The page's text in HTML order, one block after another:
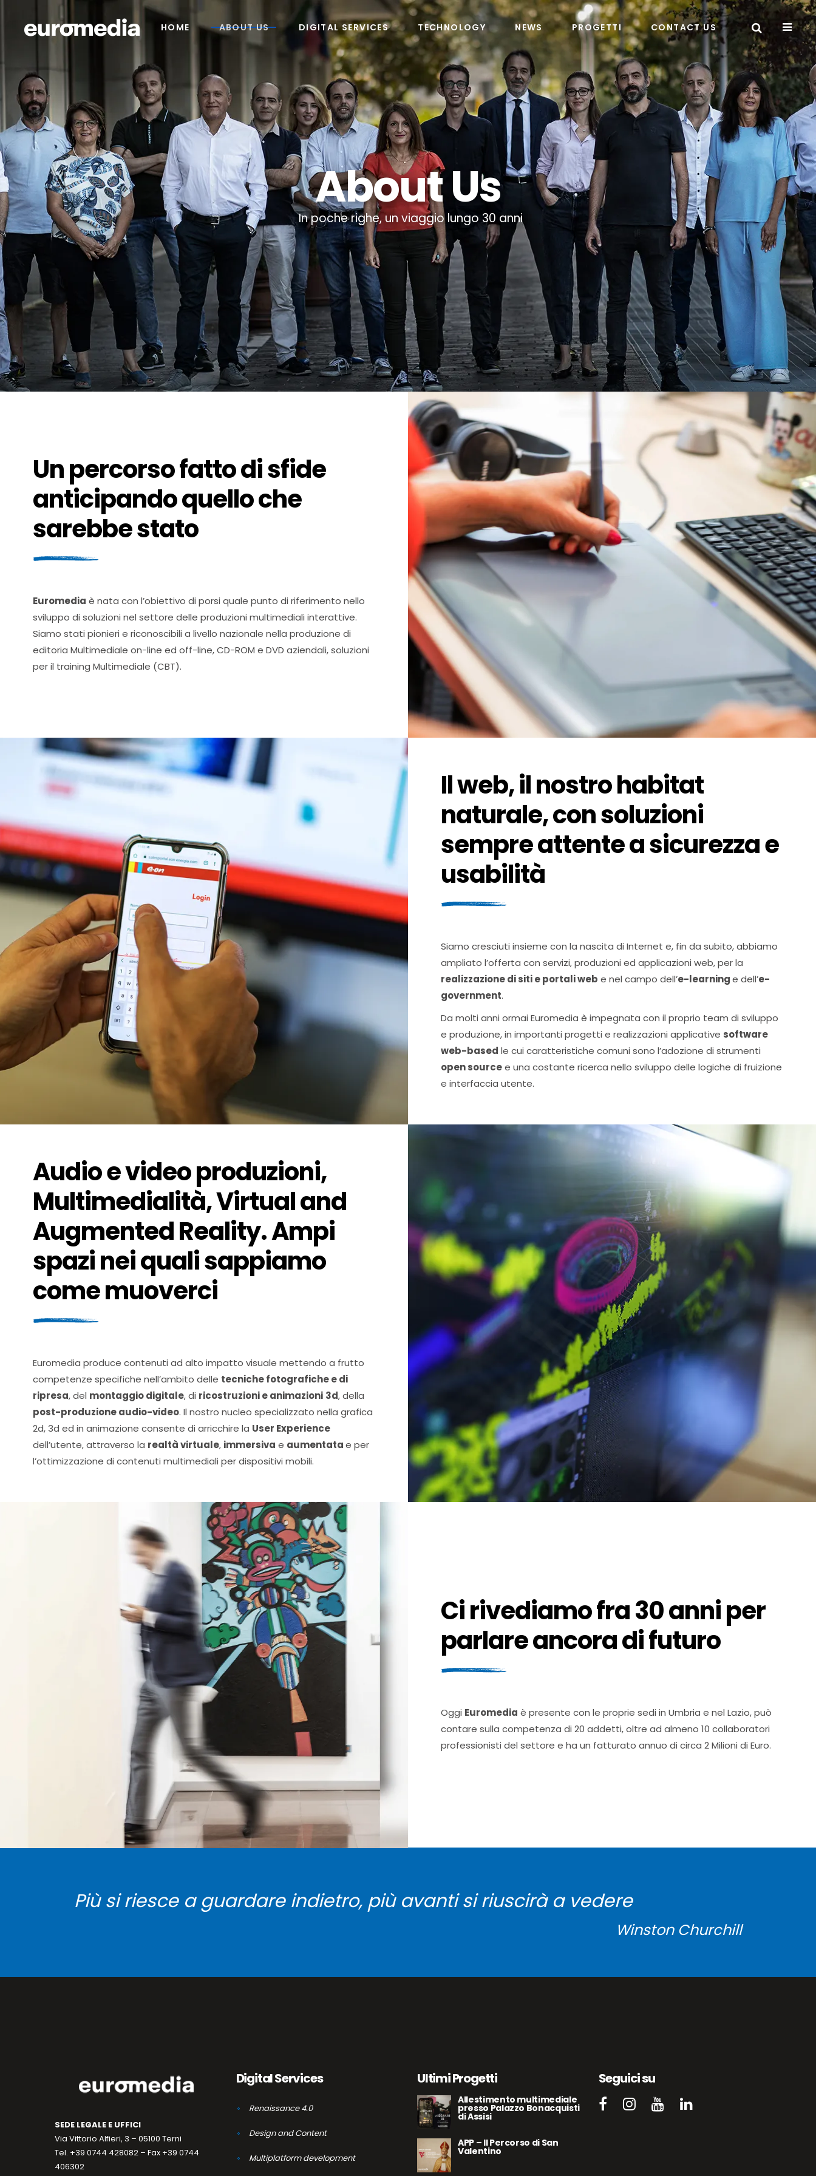
HOME ABOUT US DIGITAL SERVICES TECHNOLOGY NEWS PROGETTI CONTACT US
About Us
In poche righe, un viaggio lungo 30 anni
Un percorso fatto di sfide
anticipando quello che
sarebbe stato
Euromedia è nata con l’obiettivo di porsi quale punto di riferimento nello
sviluppo di soluzioni nel settore delle produzioni multimediali interattive.
Siamo stati pionieri e riconoscibili a livello nazionale nella produzione di
editoria Multimediale on-line ed off-line, CD-ROM e DVD aziendali, soluzioni
per il training Multimediale (CBT).
Il web, il nostro habitat
naturale, con soluzioni
sempre attente a sicurezza e
usabilità
Siamo cresciuti insieme con la nascita di Internet e, fin da subito, abbiamo
ampliato l’offerta con servizi, produzioni ed applicazioni web, per la
realizzazione di siti e portali web e nel campo dell’e-learninge dell’e-
government.
Da molti anni ormai Euromedia è impegnata con il proprio team di sviluppo
e produzione, in importanti progetti e realizzazioni applicative software
web-based le cui caratteristiche comuni sono l’adozione di strumenti
open sourcee una costante ricerca nello sviluppo delle logiche di fruizione
e interfaccia utente.
Audio e video produzioni,
Multimedialità, Virtual and
Augmented Reality. Ampi
spazi nei quali sappiamo
come muoverci
Euromedia produce contenuti ad alto impatto visuale mettendo a frutto
competenze specifiche nell’ambito delle tecniche fotografiche e di
ripresa, del montaggio digitale, di ricostruzioni e animazioni 3d, della
post-produzione audio-video. Il nostro nucleo specializzato nella grafica
2d, 3d ed in animazione consente di arricchire la User Experience
dell’utente, attraverso la realtà virtuale, immersiva e aumentatae per
l’ottimizzazione di contenuti multimediali per dispositivi mobili.
Ci rivediamo fra 30 anni per
parlare ancora di futuro
Oggi Euromedia è presente con le proprie sedi in Umbria e nel Lazio, può
contare sulla competenza di 20 addetti, oltre ad almeno 10 collaboratori
professionisti del settore e ha un fatturato annuo di circa 2 Milioni di Euro.
Più si riesce a guardare indietro, più avanti si riuscirà a vedere
Winston Churchill
SEDE LEGALE E UFFICI
Via Vittorio Alfieri, 3 – 05100 Terni
Tel. +39 0744 428082 – Fax +39 0744
406302
Digital Services
Renaissance 4.0
Design and Content
Multiplatform development
Ultimi Progetti
Allestimento multimediale
presso Palazzo Bonacquisti
di Assisi
APP – Il Percorso di San
Valentino
Seguici su